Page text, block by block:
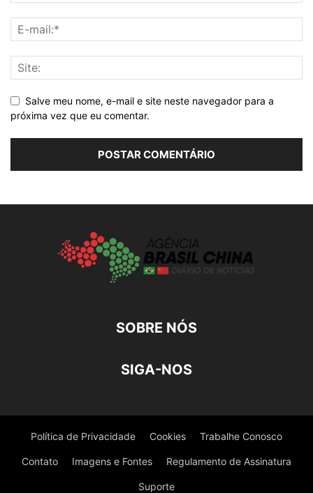
Salve meu nome, e-mail e site neste navegador para a
próxima vez que eu comentar.
SOBRE NÓS
SIGA-NOS
Política de Privacidade Cookies Trabalhe Conosco
Contato Imagens e Fontes Regulamento de Assinatura
Suporte